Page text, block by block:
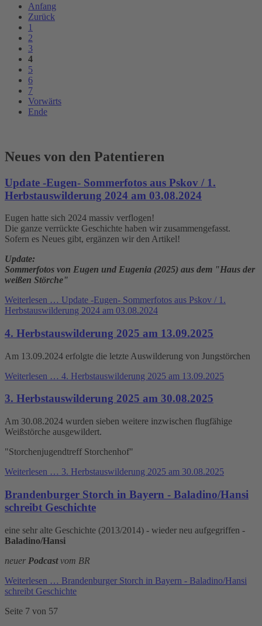
Anfang
Zurück
1
2
3
4
5
6
7
Vorwärts
Ende
Neues von den Patentieren
Update -Eugen- Sommerfotos aus Pskov / 1.
Herbstauswilderung 2024 am 03.08.2024
Eugen hatte sich 2024 massiv verflogen!
Die ganze verrückte Geschichte haben wir zusammengefasst.
Sofern es Neues gibt, ergänzen wir den Artikel!
Update:
Sommerfotos von Eugen und Eugenia (2025) aus dem "Haus der
weißen Störche"
Weiterlesen … Update -Eugen- Sommerfotos aus Pskov / 1.
Herbstauswilderung 2024 am 03.08.2024
4. Herbstauswilderung 2025 am 13.09.2025
Am 13.09.2024 erfolgte die letzte Auswilderung von Jungstörchen
Weiterlesen … 4. Herbstauswilderung 2025 am 13.09.2025
3. Herbstauswilderung 2025 am 30.08.2025
Am 30.08.2024 wurden sieben weitere inzwischen flugfähige
Weißstörche ausgewildert.
"Storchenjugendtreff Storchenhof"
Weiterlesen … 3. Herbstauswilderung 2025 am 30.08.2025
Brandenburger Storch in Bayern - Baladino/Hansi
schreibt Geschichte
eine sehr alte Geschichte (2013/2014) - wieder neu aufgegriffen -
Baladino/Hansi
neuer Podcastvom BR
Weiterlesen … Brandenburger Storch in Bayern - Baladino/Hansi
schreibt Geschichte
Seite 7 von 57